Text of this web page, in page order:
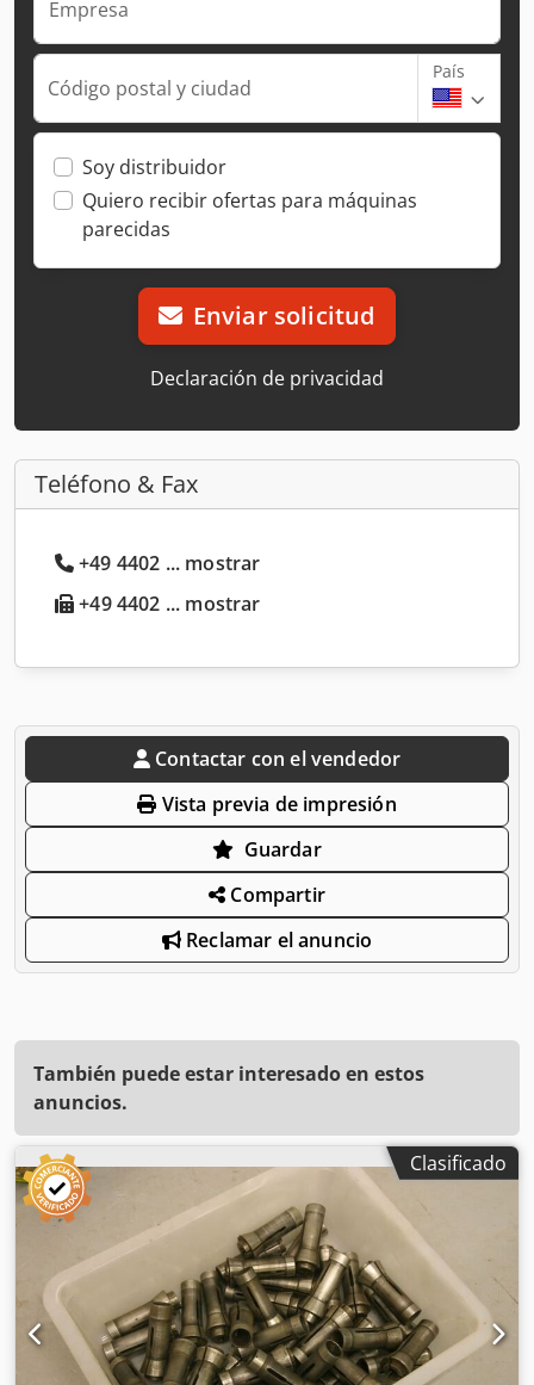
Empresa
Código postal y ciudad
País
Soy distribuidor
Quiero recibir ofertas para máquinas
parecidas
Enviar solicitud
Declaración de privacidad
Teléfono & Fax
+49 4402 ... mostrar
+49 4402 ... mostrar
Contactar con el vendedor
Vista previa de impresión
Guardar
Compartir
Reclamar el anuncio
También puede estar interesado en estos
anuncios.
Clasificado